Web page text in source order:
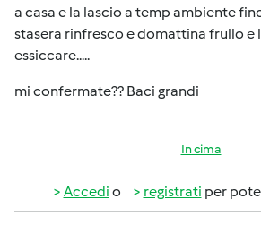
a casa e la lascio a temp ambiente
stasera rinfresco e domattina frullo e
essiccare.....
mi confermate?? Baci grandi
In cima
Accedi o registrati per